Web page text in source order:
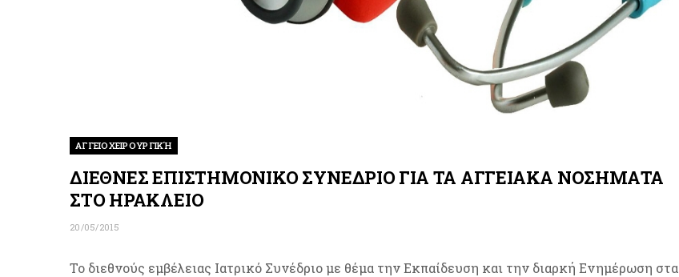
ΑΓΓΕΙΟΧΕΙΡΟΥΡΓΙΚΉ
ΔΙΕΘΝΕΣ ΕΠΙΣΤΗΜΟΝΙΚΟ ΣΥΝΕΔΡΙΟ ΓΙΑ ΤΑ ΑΓΓΕΙΑΚΑ ΝΟΣΗΜΑΤΑ
ΣΤΟ ΗΡΑΚΛΕΙΟ
20/05/2015
Το διεθνούς εμβέλειας Ιατρικό Συνέδριο με θέμα την Εκπαίδευση και την διαρκή Ενημέρωση στα